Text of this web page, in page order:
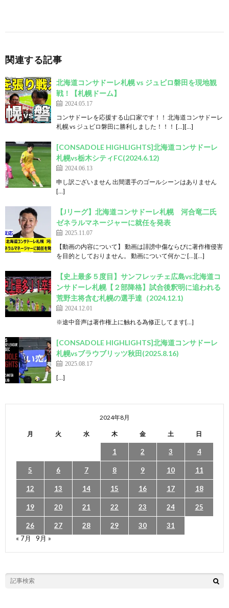
関連する記事
北海道コンサドーレ札幌 vs ジュビロ磐田を現地観
戦！【札幌ドーム】
2024.05.17
コンサドーレを応援する山口家です！！ 北海道コンサドーレ
札幌 vs ジュビロ磐田に勝利しました！！！ […][…]
[CONSADOLE HIGHLIGHTS]北海道コンサドーレ
札幌vs栃木シティFC(2024.6.12)
2024.06.13
申し訳ございません 出間選手のゴールシーンはありません
[…]
【Jリーグ】北海道コンサドーレ札幌 河合竜二氏
ゼネラルマネージャーに就任を発表
2025.11.07
【動画の内容について】 動画は誹謗中傷ならびに著作権侵害
を目的としておりません。 動画について何かご […][…]
【史上最多５度目】サンフレッチェ広島vs北海道コ
ンサドーレ札幌【２部降格】試合後釈明に追われる
荒野主将含む札幌の選手達（2024.12.1)
2024.12.01
※途中音声は著作権上に触れる為修正してます[…]
[CONSADOLE HIGHLIGHTS]北海道コンサドーレ
札幌vsブラウブリッツ秋田(2025.8.16)
2025.08.17
[…]
2024年8月
月 火 水 木 金 土 日
1 2 3 4
5 6 7 8 9 10 11
12 13 14 15 16 17 18
19 20 21 22 23 24 25
26 27 28 29 30
31
« 7月
9月 »